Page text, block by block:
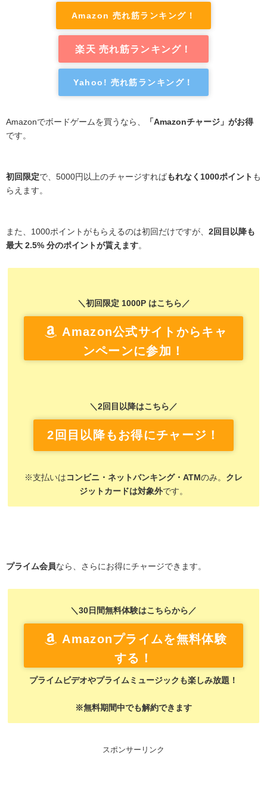
Amazon 売れ筋ランキング！
楽天 売れ筋ランキング！
Yahoo! 売れ筋ランキング！
Amazonでボードゲームを買うなら、
「Amazonチャージ」がお得
です。
初回限定で、5000円以上のチャージすればもれなく1000ポイント も
らえます。
また、1000ポイントがもらえるのは初回だけですが、 2回目以降も
最大 2.5% 分のポイントが貰えます。
＼初回限定 1000P はこちら／
Amazon公式サイトからキャ
ンペーンに参加！
＼2回目以降はこちら／
2回目以降もお得にチャージ！
※支払いは コンビニ・ネットバンキング・ATMのみ。 クレ
ジットカードは対象外です。
プライム会員なら、さらにお得にチャージできます。
＼30日間無料体験はこちらから／
Amazonプライムを無料体験
する！
プライムビデオやプライムミュージックも楽しみ放題！
※無料期間中でも解約できます
スポンサーリンク